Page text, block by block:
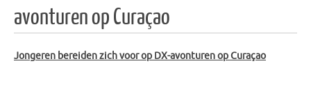
avonturen op Curaçao
Jongeren bereiden zich voor op DX-avonturen op Curaçao